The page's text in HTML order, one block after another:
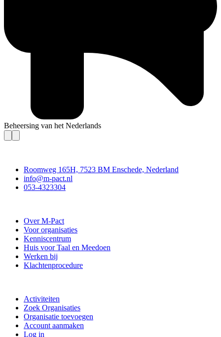
Beheersing van het Nederlands
Roomweg 165H, 7523 BM Enschede, Nederland
info@m-pact.nl
053-4323304
Over M-Pact
Voor organisaties
Kenniscentrum
Huis voor Taal en Meedoen
Werken bij
Klachtenprocedure
Activiteiten
Zoek Organisaties
Organisatie toevoegen
Account aanmaken
Log in